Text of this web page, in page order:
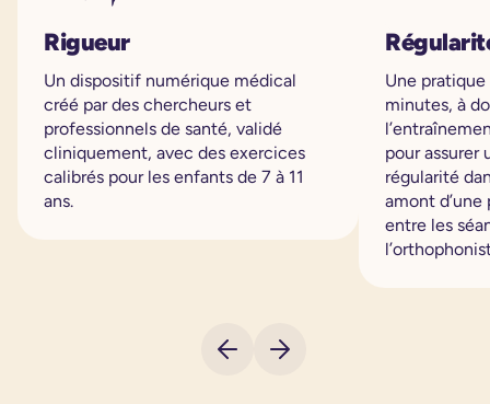
Rigueur
Un dispositif numérique médical
créé par des chercheurs et
professionnels de santé, validé
cliniquement, avec des exercices
calibrés pour les enfants de 7 à 11
ans.
Une
minutes, à
pour
régularité
amont d’une
entre les